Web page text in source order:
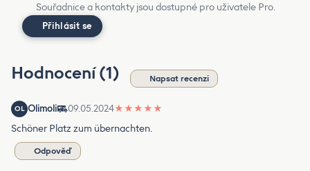
Souřadnice a kontakty jsou dostupné pro uživatele Pro.
Přihlásit se
Hodnocení (1) Napsat recenzi
OL Olimoli 09.05.2024★ ★ ★ ★ ★
Schöner Platz zum übernachten.
Odpověď